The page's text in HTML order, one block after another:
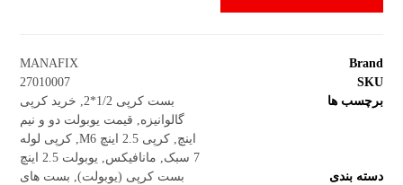
Brand
MANAFIX
SKU
27010007
برچسب ها
بست کرپی 1/2*2
خرید کرپی
گالوانیزه
قیمت یوبولت دو و نیم
اینچ کرپی 2.5 اینچ M6 , کرپی لوله
7 سبک
مانافیکس
یوبولت 2.5 اینچ
دسته بندی
بست کرپی (یوبولت), بست های